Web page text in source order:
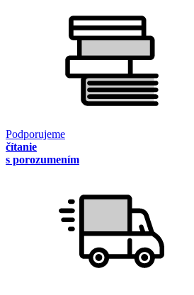
Podporujeme
čítanie
s porozumením